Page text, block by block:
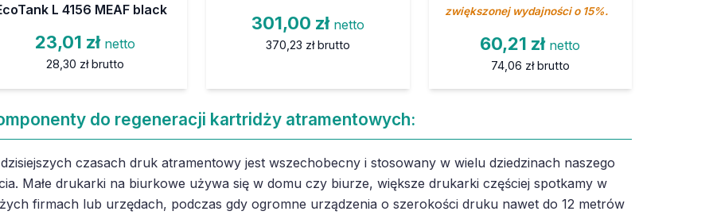
L 4156 MEAF black
23,01 zł netto
28,30 zł brutto
301,00 zł netto
370,23 zł brutto
zwiększonej wydajności o 15%.
60,21 zł netto
74,06 zł brutto
do regeneracji kartridży atramentowych:
czasach druk atramentowy jest wszechobecny i stosowany w wielu dziedzinach naszego
Małe drukarki na biurkowe używa się w domu czy biurze, większe drukarki częściej spotkamy w
firmach lub urzędach, podczas gdy ogromne urządzenia o szerokości druku nawet do 12 metrów